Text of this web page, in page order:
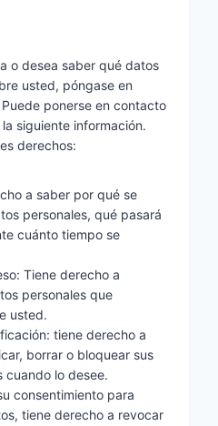
o desea saber qué datos
usted, póngase en
ponerse en contacto
siguiente información.
derechos:
a saber por qué se
personales, qué pasará
cuánto tiempo se
Tiene derecho a
personales que
usted.
tiene derecho a
borrar o bloquear sus
cuando lo desee.
consentimiento para
tiene derecho a revocar